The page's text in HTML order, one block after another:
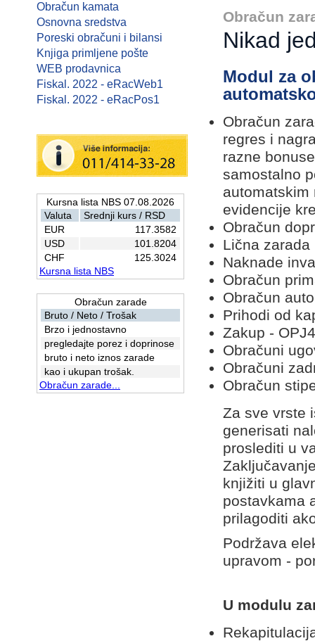
Obračun kamata
Osnovna sredstva
Poreski obračuni i bilansi
Knjiga primljene pošte
WEB prodavnica
Fiskal. 2022 - eRacWeb1
Fiskal. 2022 - eRacPos1
Kursna lista NBS 07.08.2026
Valuta
Srednji kurs / RSD
EUR
117.3582
USD
101.8204
CHF
125.3024
Kursna lista NBS
Obračun zarade
Bruto / Neto / Trošak
Brzo i jednostavno
pregledajte porez i doprinose
bruto i neto iznos zarade
kao i ukupan trošak.
Obračun zarade...
Obračun
Nikad
Modul za
Obračun
regres i
razne
samostalno
automatskim
evidencije
Obračun
Lična zarada
Naknade
Obračun
Obračun
Prihodi od
Zakup - OPJ4
Obračuni
Obračuni
Obračun
Za sve vrste
generisati
proslediti u
knjižiti u
postavkama
prilagoditi
Podržava
upravom -
U modulu